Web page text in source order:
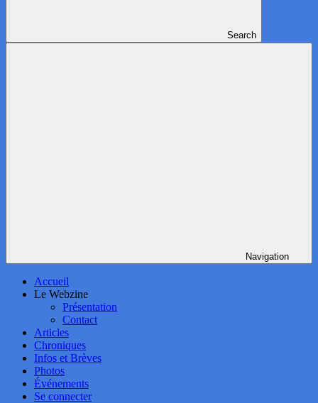
Search
Navigation
Accueil
Le Webzine
Présentation
Contact
Articles
Chroniques
Infos et Brèves
Photos
Événements
Se connecter